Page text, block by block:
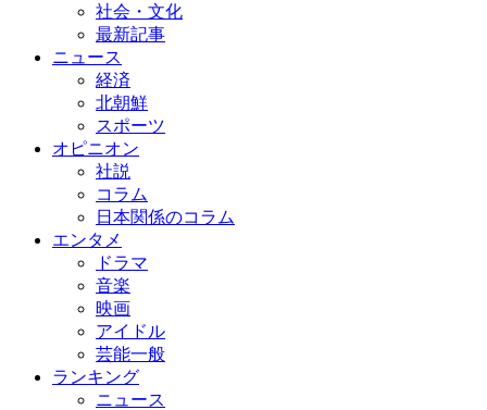
社会・文化
最新記事
ニュース
経済
北朝鮮
スポーツ
オピニオン
社説
コラム
日本関係のコラム
エンタメ
ドラマ
音楽
映画
アイドル
芸能一般
ランキング
ニュース